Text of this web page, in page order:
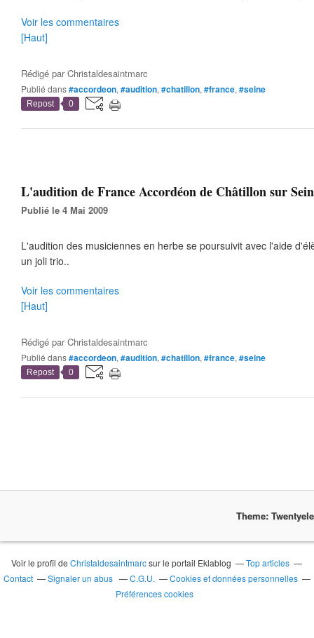
Voir les commentaires
[Haut]
Rédigé parChristaldesaintmarc
Publié dans#accordeon, #audition, #chatillon, #france, #seine
Repost 0
L'audition de France Accordéon de Châtillon sur
Publié le 4 Mai 2009
L'audition des musiciennes en herbe se poursuivit avec l'aide
un joli trio..
Voir les commentaires
[Haut]
Rédigé parChristaldesaintmarc
Publié dans#accordeon, #audition, #chatillon, #france, #seine
Repost 0
Theme:
Voir le profil deChristaldesaintmarcsur le portail Eklablog
Top articles
Contact
Signaler un abus C.G.U.
Cookies et données personnelles
Préférences cookies